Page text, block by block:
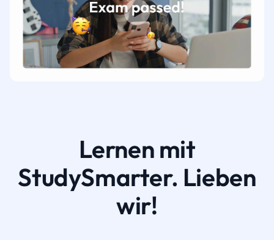
Lernen mit
StudySmarter. Lieben
wir!